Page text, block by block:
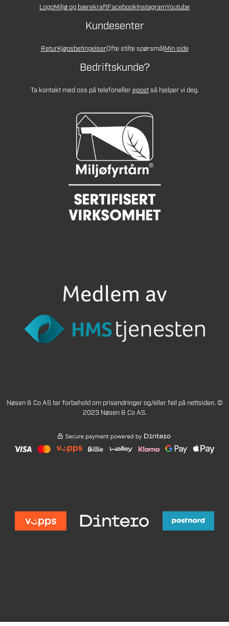
LogoMiljø og bærekraftFacebookInstagramYoutube
Kundesenter
ReturKjøpsbetingelserOfte stilte spørsmålMin side
Bedriftskunde?
Ta kontakt med oss på telefonellerepostså hjelper vi deg.
Nøsen & Co AS tar forbehold om prisendringer og/eller feil på nettsiden. ©
2023 Nøsen & Co AS.